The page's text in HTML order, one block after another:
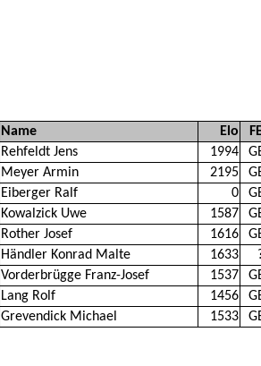
Name Elo
Rehfeldt Jens 1994
Meyer Armin 2195
Eiberger Ralf 0
Kowalzick Uwe 1587
Rother Josef 1616
Händler Konrad Malte 1633
Vorderbrügge Franz-Josef 1537
Lang Rolf 1456
Grevendick Michael 1533